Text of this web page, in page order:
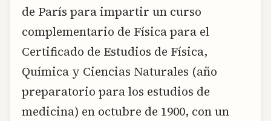
de París para impartir un curso
complementario de Física para el
Certificado de Estudios de Física,
Química y Ciencias Naturales (año
preparatorio para los estudios de
medicina) en octubre de 1900, con un